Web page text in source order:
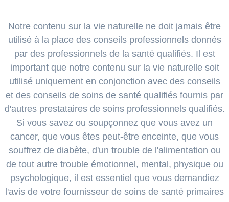
Notre contenu sur la vie naturelle ne doit jamais être
utilisé à la place des conseils professionnels donnés
par des professionnels de la santé qualifiés. Il est
important que notre contenu sur la vie naturelle soit
utilisé uniquement en conjonction avec des conseils
et des conseils de soins de santé qualifiés fournis par
d'autres prestataires de soins professionnels qualifiés.
Si vous savez ou soupçonnez que vous avez un
cancer, que vous êtes peut-être enceinte, que vous
souffrez de diabète, d'un trouble de l'alimentation ou
de tout autre trouble émotionnel, mental, physique ou
psychologique, il est essentiel que vous demandiez
l'avis de votre fournisseur de soins de santé primaires